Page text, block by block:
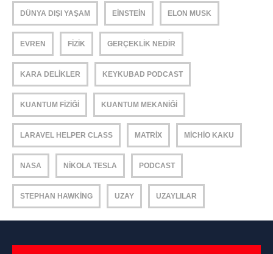
DÜNYA DIŞI YAŞAM EINSTEIN ELON MUSK
EVREN FIZIK GERÇEKLIK NEDIR
KARA DELIKLER KEYKUBAD PODCAST
KUANTUM FIZIĞI KUANTUM MEKANIĞI
LARAVEL HELPER CLASS MATRIX MICHIO KAKU
NASA NIKOLA TESLA PODCAST
STEPHAN HAWKING UZAY UZAYLILAR